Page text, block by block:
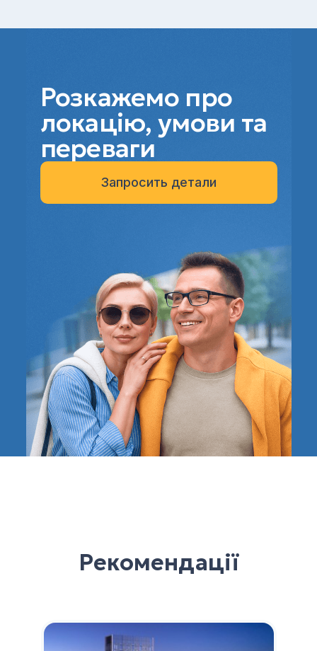
Розкажемо про
локацію, умови та
переваги
Запросить детали
Рекомендації